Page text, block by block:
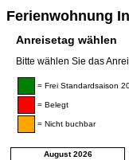
Ferienwohnung
Anreisetag wählen
Bitte wählen Sie das
= Frei Standardsaison
= Belegt
= Nicht buchbar
August 2026